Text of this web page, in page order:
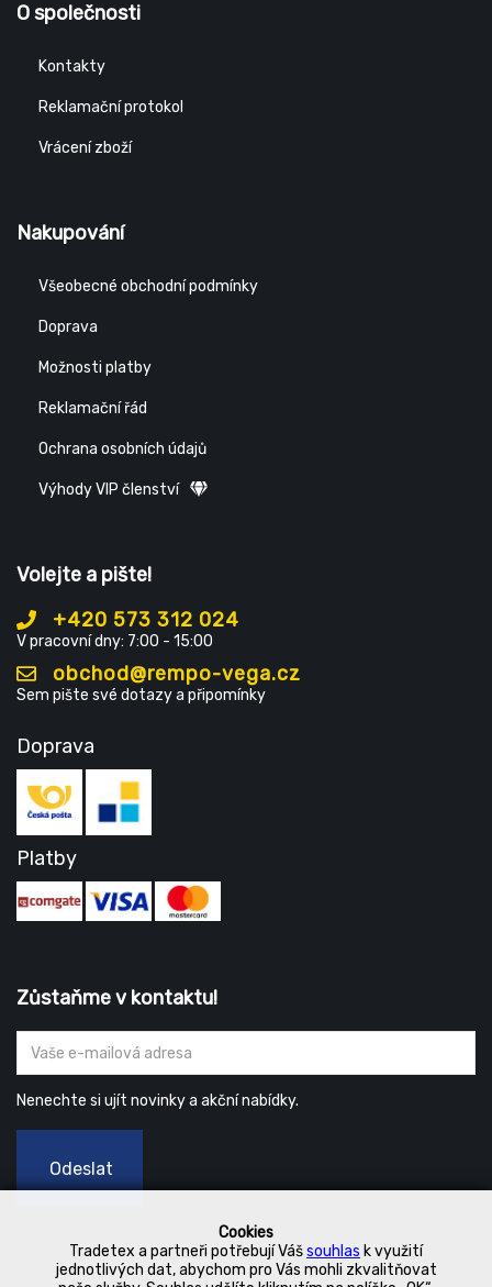
Cookies
Tradetex a partneři potřebují Vášsouhlas k využití
jednotlivých dat, abychom pro Vás mohli zkvalitňovat
O společnosti
Kontakty
Reklamační protokol
Vrácení zboží
Nakupování
Všeobecné obchodní podmínky
Doprava
Možnosti platby
Reklamační řád
Ochrana osobních údajů
Výhody VIP členství
Volejte a pište!
+420 573 312 024
V pracovní dny: 7:00 - 15:00
obchod@rempo-vega.cz
Sem pište své dotazy a připomínky
Doprava
Platby
Zůstaňme v kontaktu!
Nenechte si ujít novinky a akční nabídky.
Odeslat